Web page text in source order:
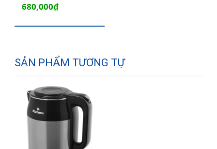
gốc
680,000₫
hiện
SẢN PHẨM TƯƠNG TỰ